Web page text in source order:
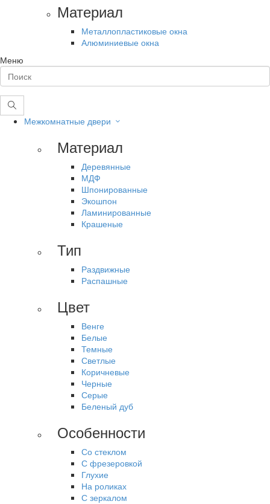
Материал
Металлопластиковые окна
Алюминиевые окна
Меню
Межкомнатные двери
Материал
Деревянные
МДФ
Шпонированные
Экошпон
Ламинированные
Крашеные
Тип
Раздвижные
Распашные
Цвет
Венге
Белые
Темные
Светлые
Коричневые
Черные
Серые
Беленый дуб
Особенности
Со стеклом
С фрезеровкой
Глухие
На роликах
С зеркалом